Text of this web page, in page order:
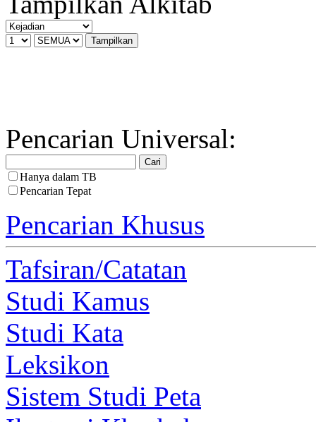
Pencarian Universal:
Hanya dalam TB
Pencarian Tepat
Pencarian Khusus
Tafsiran/Catatan
Studi Kamus
Studi Kata
Leksikon
Sistem Studi Peta